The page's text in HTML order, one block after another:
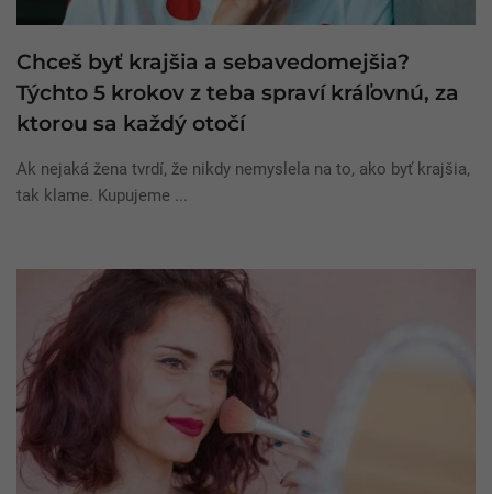
Chceš byť krajšia a sebavedomejšia?
Týchto 5 krokov z teba spraví kráľovnú, za
ktorou sa každý otočí
Ak nejaká žena tvrdí, že nikdy nemyslela na to, ako byť krajšia,
tak klame. Kupujeme ...